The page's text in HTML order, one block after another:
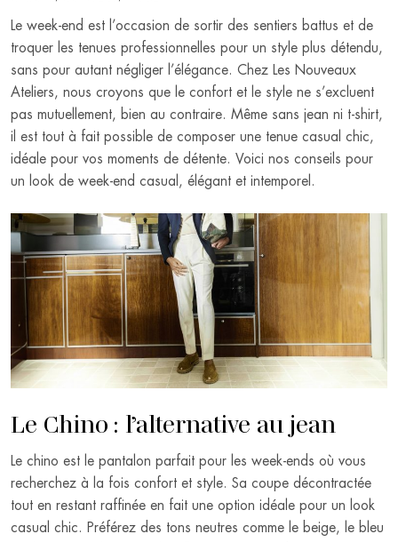
Le week-end est l’occasion de sortir des sentiers battus et de
troquer les tenues professionnelles pour un style plus détendu,
sans pour autant négliger l’élégance. Chez Les Nouveaux
Ateliers, nous croyons que le confort et le style ne s’excluent
pas mutuellement, bien au contraire. Même sans jean ni t-shirt,
il est tout à fait possible de composer une tenue casual chic,
idéale pour vos moments de détente. Voici nos conseils pour
un look de week-end casual, élégant et intemporel.
Le Chino : l’alternative au jean
Le chino est le pantalon parfait pour les week-ends où vous
recherchez à la fois confort et style. Sa coupe décontractée
tout en restant raffinée en fait une option idéale pour un look
casual chic. Préférez des tons neutres comme le beige, le bleu